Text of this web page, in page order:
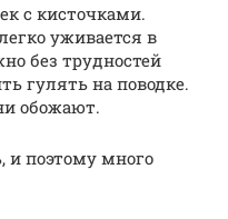
с кисточками.
уживается в
без трудностей
гулять на поводке.
обожают.
и поэтому много